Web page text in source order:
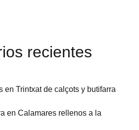
recientes
en Trintxat de calçots y butifarra
en Calamares rellenos a la